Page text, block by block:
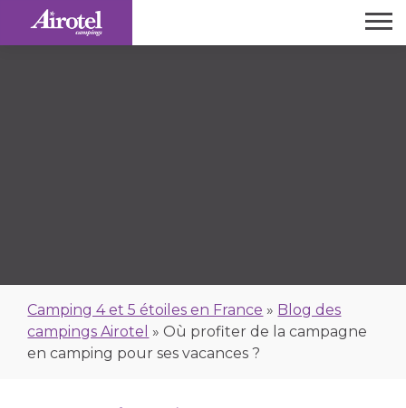
Camping 4 et 5 étoiles en France » Blog des
campings Airotel »Où profiter de la campagne
en camping pour ses vacances ?